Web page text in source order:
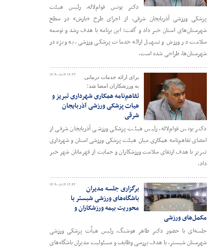
دکتر یونس قوام‌لاله، رئیس هیئت
پزشکی ورزشی آذربایجان شرقی، از اجرای طرح «بارش» در سطح
شهرستان‌های استان خبر داد و گفت: این برنامه با هدف رشد و توسعه
سلامت در ورزش و تسهیل ارائه خدمات پزشکی ورزشی، به ویژه در
شهرستان‌ها، طراحی شده است.
۱۴۰۴-۰۸-۱۴ ۱۶:۲۲
برای ارائه خدمات درمانی
به ورزشکاران امضا شد؛
تفاهم‌نامه همکاری شهرداری تبریز و
هیات پزشکی ورزشی آذربایجان
شرقی
دکتر یونس قوام‌لاله، رئیس هیئت پزشکی ورزشی آذربایجان شرقی از
امضای تفاهم‌نامه همکاری میان هیئت پزشکی ورزشی استان و شهرداری
تبریز با هدف ارتقای سلامت ورزشکاران و حمایت از قهرمانان شهر خبر
داد.
۱۴۰۴-۰۸-۱۴ ۱۲:۴۲
برگزاری جلسه مدیران
باشگاه‌های ورزشی شبستر با
محوریت بیمه ورزشکاران و
مکمل‌های ورزشی
جلسه‌ای با حضور دکتر طاهر هوشنگ، رئیس هیأت پزشکی ورزشی
شهرستان شبستر، با هدف بررسی وظایف و مسئولیت مدیران باشگاه‌های